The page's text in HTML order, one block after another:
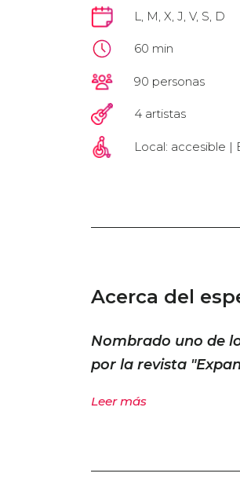
L, M, X, J, V, S, D
60 min
90 personas
4 artistas
Local: accesible |
Acerca del
Nombrado uno de
por la revista
Leer más